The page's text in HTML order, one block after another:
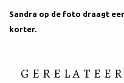
Sandra op de foto draagt
korter.